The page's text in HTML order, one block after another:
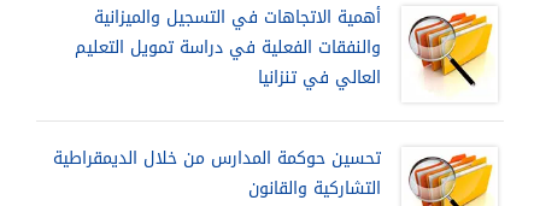
أهمية الاتجاهات في التسجيل والميزانية
والنفقات الفعلية في دراسة تمويل التعليم
العالي في تنزانيا
تحسين حوكمة المدارس من خلال الديمقراطية
التشاركية والقانون